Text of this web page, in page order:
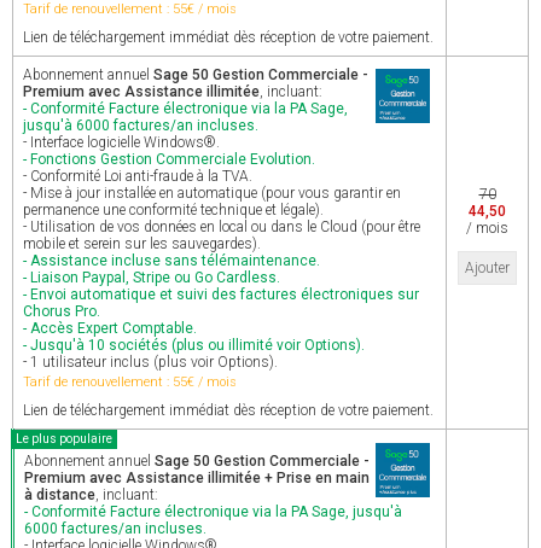
Tarif de renouvellement : 55€ / mois
Lien de téléchargement immédiat dès réception de votre paiement.
Abonnement annuel Sage 50 Gestion Commerciale -
Premium avec Assistance illimitée, incluant:
- Conformité Facture électronique via la PA Sage,
jusqu'à 6000 factures/an incluses.
- Interface logicielle Windows®.
- Fonctions Gestion Commerciale Evolution.
- Conformité Loi anti-fraude à la TVA.
- Mise à jour installée en automatique (pour vous garantir en
permanence une conformité technique et légale).
- Utilisation de vos données en local ou dans le Cloud (pour être
mobile et serein sur les sauvegardes).
- Assistance incluse sans télémaintenance.
- Liaison Paypal, Stripe ou Go Cardless.
- Envoi automatique et suivi des factures électroniques sur
Chorus Pro.
- Accès Expert Comptable.
- Jusqu'à 10 sociétés (plus ou illimité voir Options).
- 1 utilisateur inclus (plus voir Options).
Tarif de renouvellement : 55€ / mois
Lien de téléchargement immédiat dès réception de votre paiement.
70
44,50
/ mois
Ajouter
Le plus populaire
Abonnement annuel Sage 50 Gestion Commerciale -
Premium avec Assistance illimitée + Prise en main
à distance, incluant:
- Conformité Facture électronique via la PA Sage, jusqu'à
6000 factures/an incluses.